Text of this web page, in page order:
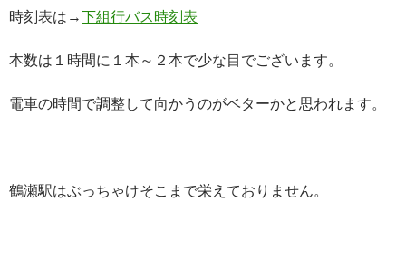
時刻表は→下組行バス時刻表
本数は１時間に１本～２本で少な目でございます。
電車の時間で調整して向かうのがベターかと思われます。
鶴瀬駅はぶっちゃけそこまで栄えておりません。